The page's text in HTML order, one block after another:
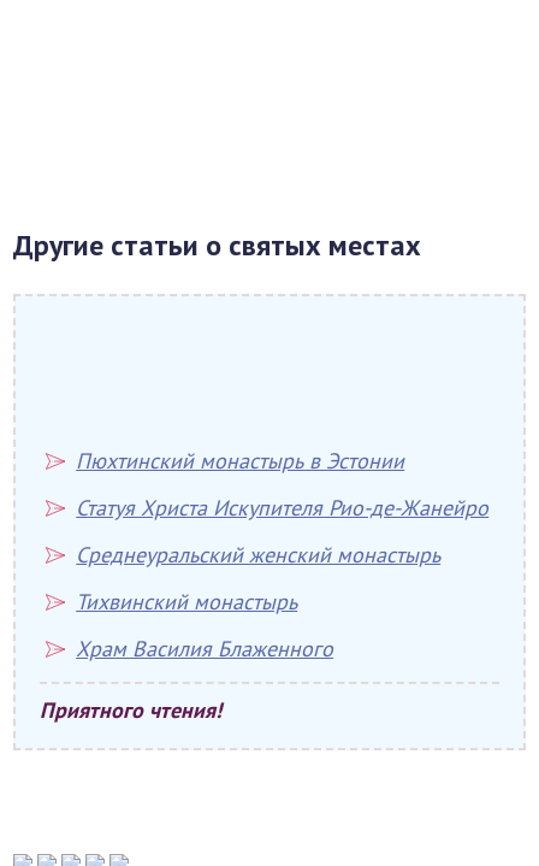
Другие статьи о святых местах
Пюхтинский монастырь в Эстонии
Статуя Христа Искупителя Рио-де-Жанейро
Среднеуральский женский монастырь
Тихвинский монастырь
Храм Василия Блаженного
Приятного чтения!